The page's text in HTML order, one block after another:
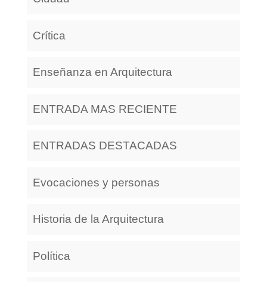
Crítica
Enseñanza en Arquitectura
ENTRADA MAS RECIENTE
ENTRADAS DESTACADAS
Evocaciones y personas
Historia de la Arquitectura
Política